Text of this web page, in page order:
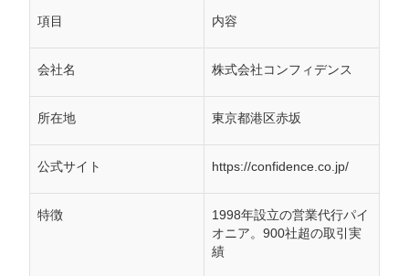
項目 内容
会社名 株式会社コンフィデンス
所在地 東京都港区赤坂
公式サイト https://confidence.co.jp/
特徴
1998年設立の営業代行パイ
オニア。900社超の取引実
績